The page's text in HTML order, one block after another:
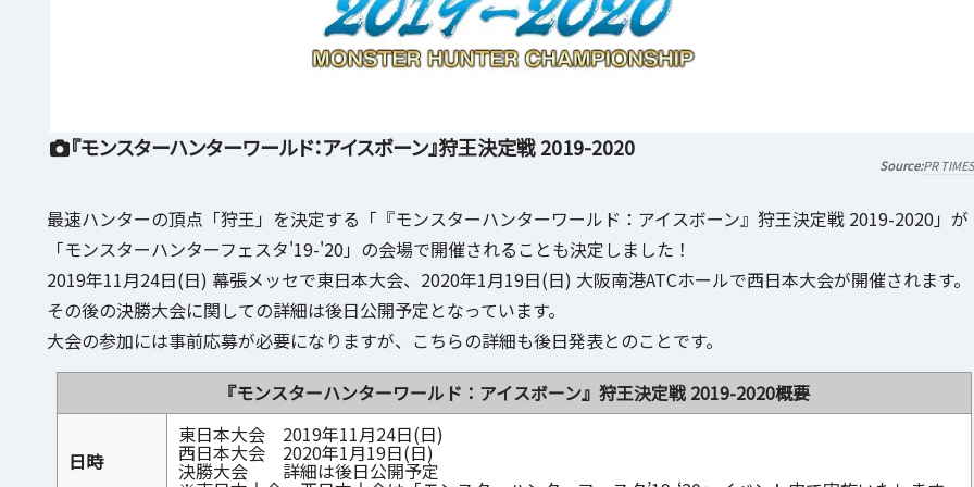
『モンスターハンターワールド：アイスボーン』狩王決定戦 2019-2020
PR TIMES
最速ハンターの頂点「狩王」を決定する「『モンスターハンターワールド：アイスボーン』狩王決定戦 2019-2020」が
「モンスターハンターフェスタ'19-'20」の会場で開催されることも決定しました！
2019年11月24日(日) 幕張メッセで東日本大会、2020年1月19日(日) 大阪南港ATCホールで西日本大会が開催されます。
その後の決勝大会に関しての詳細は後日公開予定となっています。
大会の参加には事前応募が必要になりますが、こちらの詳細も後日発表とのことです。
『モンスターハンターワールド：アイスボーン』狩王決定戦 2019-2020概要
日時
東日本大会 2019年11月24日(日)
西日本大会 2020年1月19日(日)
決勝大会 詳細は後日公開予定